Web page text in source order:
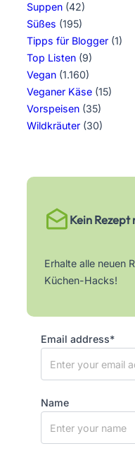
Suppen (42)
Süßes (195)
Tipps für Blogger (1)
Top Listen (9)
Vegan (1.160)
Veganer Käse (15)
Vorspeisen (35)
Wildkräuter (30)
Kein
Erhalte alle neuen
Küchen-Hacks!
Email address*
Name